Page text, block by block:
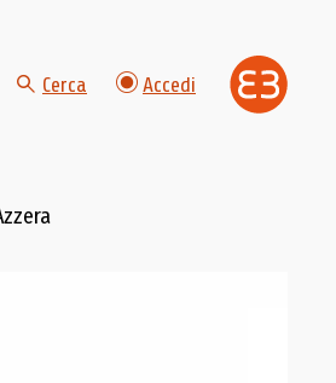
Cerca Accedi